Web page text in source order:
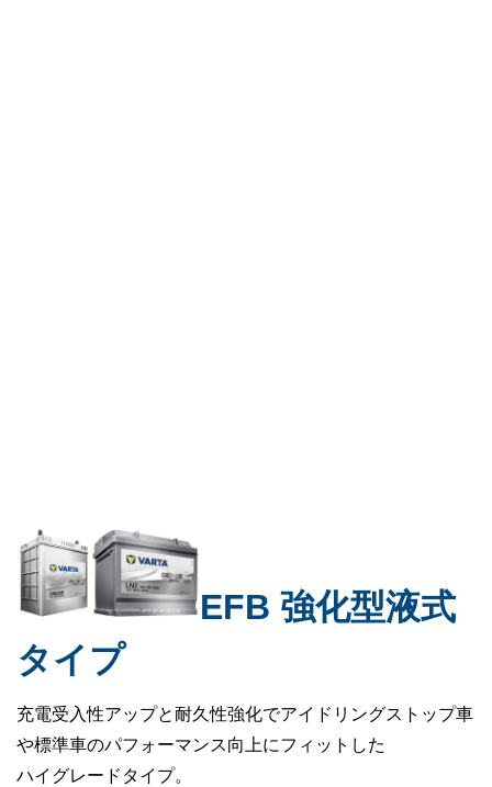
EFB 強化型液式
タイプ
充電受入性アップと耐久性強化でアイドリングストップ車
や標準車のパフォーマンス向上にフィットした
ハイグレードタイプ。